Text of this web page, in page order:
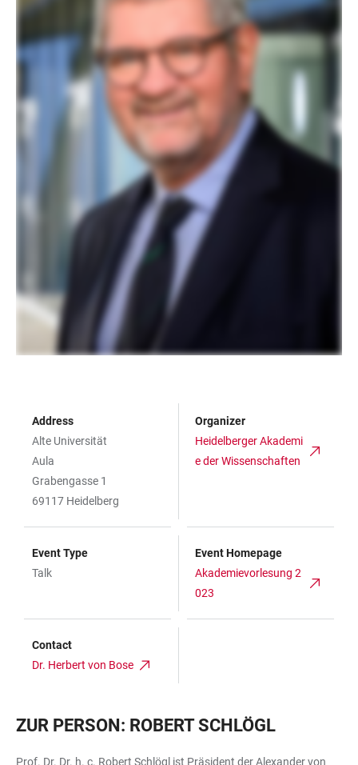
Address
Alte Universität
Aula
Grabengasse 1
69117 Heidelberg
Organizer
Heidelberger Akademi
e der Wissenschaften
Event Type
Talk
Event Homepage
Akademievorlesung 2
023
Contact
Dr. Herbert von Bose
ZUR PERSON: ROBERT SCHLÖGL
Prof. Dr. Dr. h. c. Robert Schlögl ist Präsident der Alexander von